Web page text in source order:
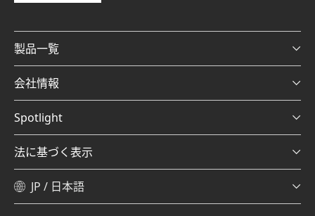
製品一覧
会社情報
Spotlight
法に基づく表示
JP / 日本語